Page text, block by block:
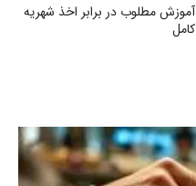
آموزش مطلوب در برابر اخذ شهریه
کامل